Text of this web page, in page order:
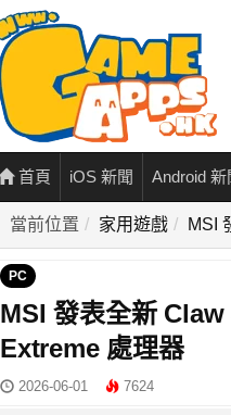
首頁 iOS 新聞 Android 新
當前位置 家用遊戲 MSI
PC
MSI 發表全新
Extreme 處理器
2026-06-01 7624